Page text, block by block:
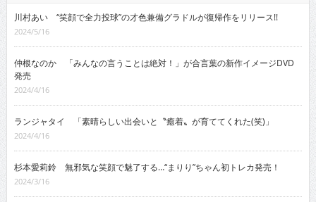
川村あい “笑顔で全力投球”の才色兼備グラドルが復帰作をリリース!!
2024/5/16
仲根なのか 「みんなの言うことは絶対！」が合言葉の新作イメージDVD
発売
2024/4/16
ランジャタイ 「素晴らしい出会いと〝癒着〟が育ててくれた(笑)」
2024/4/16
杉本愛莉鈴 無邪気な笑顔で魅了する…“まりり”ちゃん初トレカ発売！
2024/3/16